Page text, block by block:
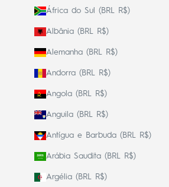
África do Sul (BRL R$)
Albânia (BRL R$)
Alemanha (BRL R$)
Andorra (BRL R$)
Angola (BRL R$)
Anguila (BRL R$)
Antígua e Barbuda (BRL R$)
Arábia Saudita (BRL R$)
Argélia (BRL R$)